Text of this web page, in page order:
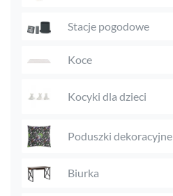
Stacje pogodowe
Koce
Kocyki dla dzieci
Poduszki dekoracyjne
Biurka